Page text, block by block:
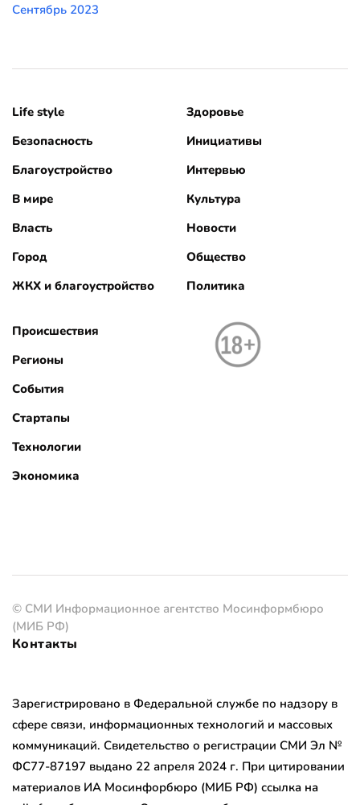
Сентябрь 2023
Life style
Безопасность
Благоустройство
В мире
Власть
Город
ЖКХ и благоустройство
Здоровье
Инициативы
Интервью
Культура
Новости
Общество
Политика
Происшествия
Регионы
События
Стартапы
Технологии
Экономика
© СМИ Информационное агентство Мосинформбюро
(МИБ РФ)
Контакты
Зарегистрировано в Федеральной службе по надзору в
сфере связи, информационных технологий и массовых
коммуникаций. Свидетельство о регистрации СМИ Эл №
ФС77-87197 выдано 22 апреля 2024 г. При цитировании
материалов ИА Мосинфорбюро (МИБ РФ) ссылка на